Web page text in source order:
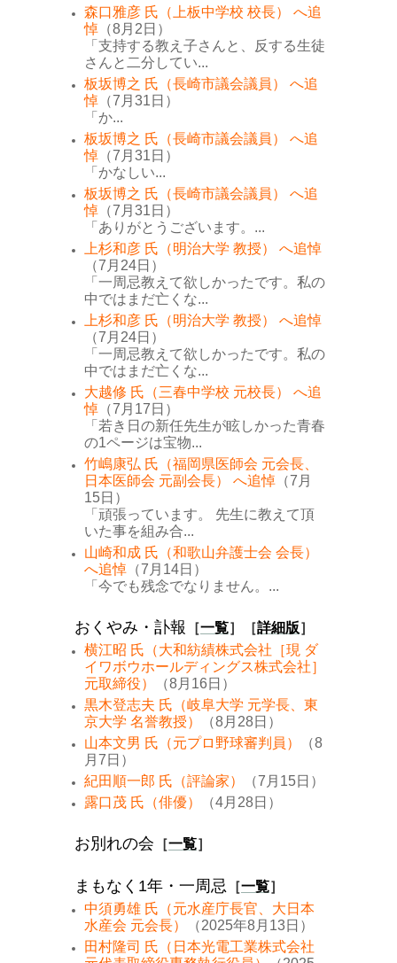
森口雅彦 氏（上板中学校 校長） へ追
悼 （8月2日）
「支持する教え子さんと、反する生徒
さんと二分してい...
板坂博之 氏（長崎市議会議員） へ追
悼 （7月31日）
「か...
板坂博之 氏（長崎市議会議員） へ追
悼 （7月31日）
「かなしい...
板坂博之 氏（長崎市議会議員） へ追
悼 （7月31日）
「ありがとうございます。...
上杉和彦 氏（明治大学 教授） へ追悼
（7月24日）
「一周忌教えて欲しかったです。私の
中ではまだ亡くな...
上杉和彦 氏（明治大学 教授） へ追悼
（7月24日）
「一周忌教えて欲しかったです。私の
中ではまだ亡くな...
大越修 氏（三春中学校 元校長） へ追
悼 （7月17日）
「若き日の新任先生が眩しかった青春
の1ページは宝物...
竹嶋康弘 氏（福岡県医師会 元会長、
日本医師会 元副会長） へ追悼 （7月
15日）
「頑張っています。 先生に教えて頂
いた事を組み合...
山崎和成 氏（和歌山弁護士会 会長）
へ追悼 （7月14日）
「今でも残念でなりません。...
おくやみ・訃報 ［一覧］［詳細版］
横江昭 氏（大和紡績株式会社［現 ダ
イワボウホールディングス株式会社］
元取締役）
（8月16日）
黒木登志夫 氏（岐阜大学 元学長、東
京大学 名誉教授）
（8月28日）
山本文男 氏（元プロ野球審判員）
（8
月7日）
紀田順一郎 氏（評論家）
（7月15日）
露口茂 氏（俳優）
（4月28日）
お別れの会 ［一覧］
まもなく1年・一周忌 ［一覧］
中須勇雄 氏（元水産庁長官、大日本
水産会 元会長）
（2025年8月13日）
田村隆司 氏（日本光電工業株式会社